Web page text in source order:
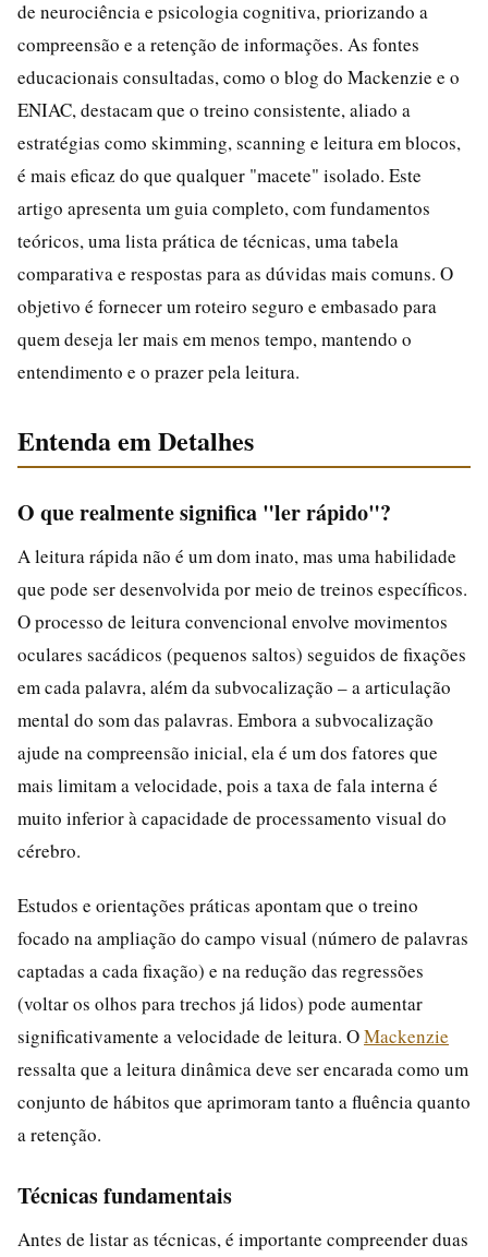
de neurociência e psicologia cognitiva, priorizando a
compreensão e a retenção de informações. As fontes
educacionais consultadas, como o blog do Mackenzie e o
ENIAC, destacam que o treino consistente, aliado a
estratégias como skimming, scanning e leitura em blocos,
é mais eficaz do que qualquer "macete" isolado. Este
artigo apresenta um guia completo, com fundamentos
teóricos, uma lista prática de técnicas, uma tabela
comparativa e respostas para as dúvidas mais comuns. O
objetivo é fornecer um roteiro seguro e embasado para
quem deseja ler mais em menos tempo, mantendo o
entendimento e o prazer pela leitura.
Entenda em Detalhes
O que realmente significa "ler rápido"?
A leitura rápida não é um dom inato, mas uma habilidade
que pode ser desenvolvida por meio de treinos específicos.
O processo de leitura convencional envolve movimentos
oculares sacádicos (pequenos saltos) seguidos de fixações
em cada palavra, além da subvocalização – a articulação
mental do som das palavras. Embora a subvocalização
ajude na compreensão inicial, ela é um dos fatores que
mais limitam a velocidade, pois a taxa de fala interna é
muito inferior à capacidade de processamento visual do
cérebro.
Estudos e orientações práticas apontam que o treino
focado na ampliação do campo visual (número de palavras
captadas a cada fixação) e na redução das regressões
(voltar os olhos para trechos já lidos) pode aumentar
significativamente a velocidade de leitura. OMackenzie
ressalta que a leitura dinâmica deve ser encarada como um
conjunto de hábitos que aprimoram tanto a fluência quanto
a retenção.
Técnicas fundamentais
Antes de listar as técnicas, é importante compreender duas